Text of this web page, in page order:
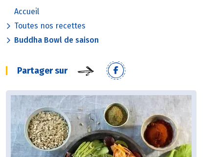
Accueil
Toutes nos recettes
Buddha Bowl de saison
Partager sur